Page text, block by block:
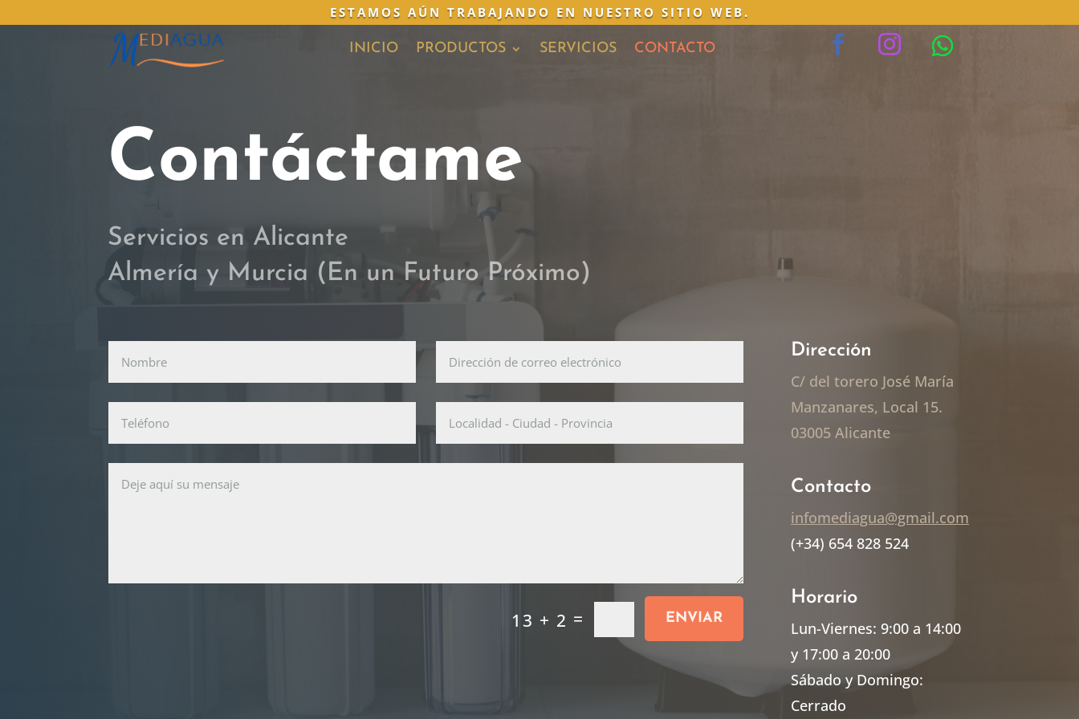
ESTAMOS AÚN TRABAJANDO EN NUESTRO SITIO WEB.
INICIO PRODUCTOS SERVICIOS CONTACTO
Contáctame
Servicios en Alicante
Almería y Murcia (En un Futuro Próximo)
13 + 2 = ENVIAR
Dirección
C/ del torero José María
Manzanares, Local 15.
03005 Alicante
Contacto
infomediagua@gmail.com
(+34) 654 828 524
Horario
Lun-Viernes: 9:00 a 14:00
y 17:00 a 20:00
Sábado y Domingo:
Cerrado